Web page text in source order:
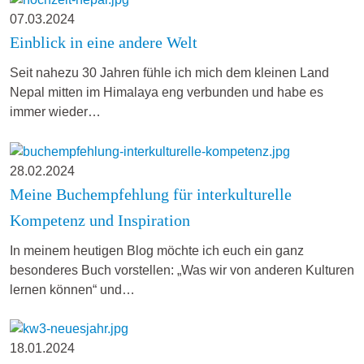
07.03.2024
Einblick in eine andere Welt
Seit nahezu 30 Jahren fühle ich mich dem kleinen Land
Nepal mitten im Himalaya eng verbunden und habe es
immer wieder…
28.02.2024
Meine Buchempfehlung für interkulturelle
Kompetenz und Inspiration
In meinem heutigen Blog möchte ich euch ein ganz
besonderes Buch vorstellen: „Was wir von anderen Kulturen
lernen können“ und…
18.01.2024